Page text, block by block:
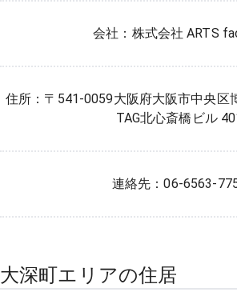
会社：株式会社 ARTS
住所：〒541-0059大阪府大阪市中央区
TAG北心斎橋ビル
連絡先：06-6563-
大深町エリアの住居